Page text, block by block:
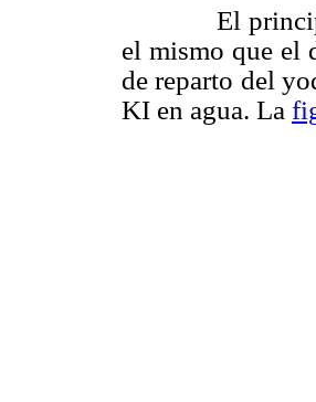
El principio
el mismo que el
de reparto del
KI en agua. La